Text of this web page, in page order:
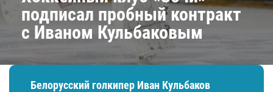
подписал пробный контракт
с Иваном Кульбаковым
Белорусский голкипер Иван Кульбаков